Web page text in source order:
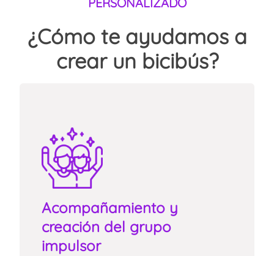
¿Cómo te ayudamos a
crear un bicibús?
Acompañamiento y
creación del grupo
impulsor